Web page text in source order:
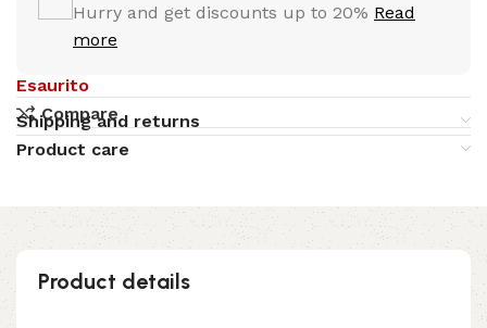
Hurry and get discounts up to 20% Read
more
Esaurito
Compare
Shipping and returns
Product care
Product details